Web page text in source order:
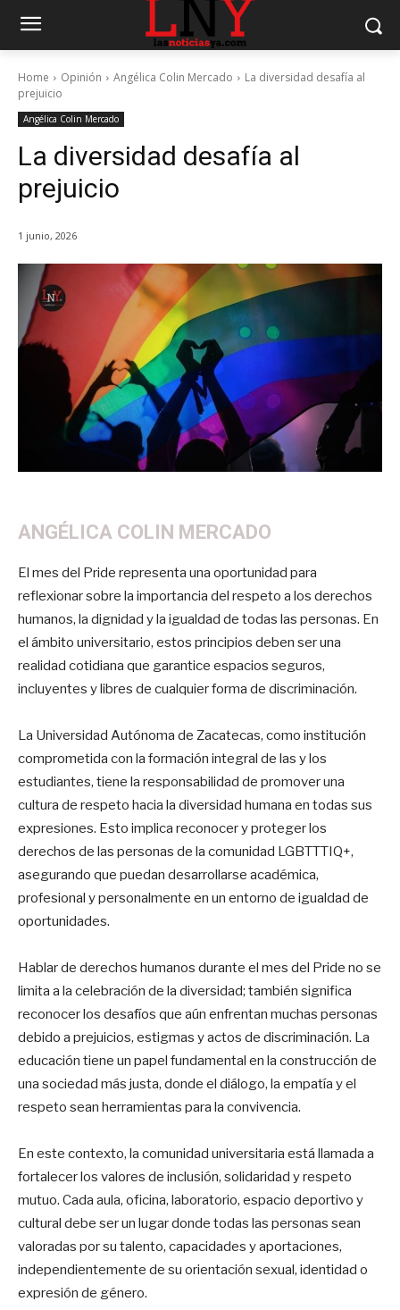
Home Opinión Angélica Colin Mercado
La diversidad desafía al
prejuicio
Angélica Colin Mercado
La diversidad desafía al
prejuicio
1 junio, 2026
ANGÉLICA COLIN MERCADO
El mes del Pride representa una oportunidad para
reflexionar sobre la importancia del respeto a los derechos
humanos, la dignidad y la igualdad de todas las personas. En
el ámbito universitario, estos principios deben ser una
realidad cotidiana que garantice espacios seguros,
incluyentes y libres de cualquier forma de discriminación.
La Universidad Autónoma de Zacatecas, como institución
comprometida con la formación integral de las y los
estudiantes, tiene la responsabilidad de promover una
cultura de respeto hacia la diversidad humana en todas sus
expresiones. Esto implica reconocer y proteger los
derechos de las personas de la comunidad LGBTTTIQ+,
asegurando que puedan desarrollarse académica,
profesional y personalmente en un entorno de igualdad de
oportunidades.
Hablar de derechos humanos durante el mes del Pride no se
limita a la celebración de la diversidad; también significa
reconocer los desafíos que aún enfrentan muchas personas
debido a prejuicios, estigmas y actos de discriminación. La
educación tiene un papel fundamental en la construcción de
una sociedad más justa, donde el diálogo, la empatía y el
respeto sean herramientas para la convivencia.
En este contexto, la comunidad universitaria está llamada a
fortalecer los valores de inclusión, solidaridad y respeto
mutuo. Cada aula, oficina, laboratorio, espacio deportivo y
cultural debe ser un lugar donde todas las personas sean
valoradas por su talento, capacidades y aportaciones,
independientemente de su orientación sexual, identidad o
expresión de género.